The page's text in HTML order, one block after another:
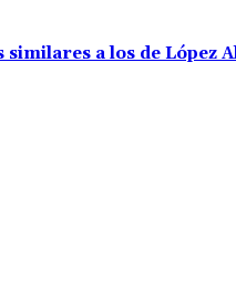
a los de López